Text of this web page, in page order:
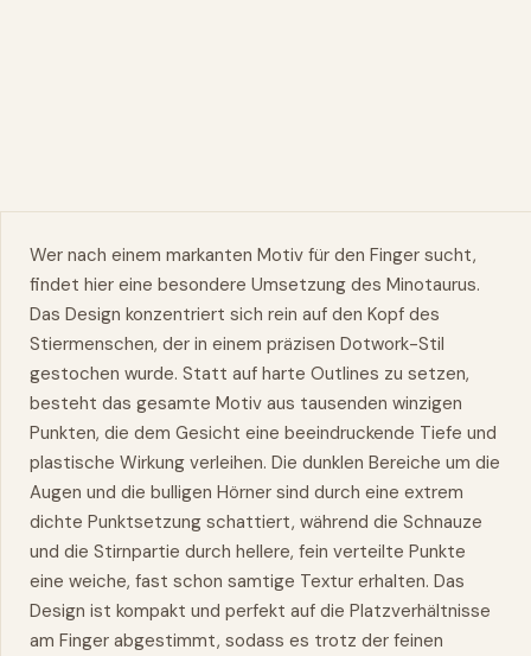
Wer nach einem markanten Motiv für den Finger sucht,
findet hier eine besondere Umsetzung des Minotaurus.
Das Design konzentriert sich rein auf den Kopf des
Stiermenschen, der in einem präzisen Dotwork-Stil
gestochen wurde. Statt auf harte Outlines zu setzen,
besteht das gesamte Motiv aus tausenden winzigen
Punkten, die dem Gesicht eine beeindruckende Tiefe und
plastische Wirkung verleihen. Die dunklen Bereiche um die
Augen und die bulligen Hörner sind durch eine extrem
dichte Punktsetzung schattiert, während die Schnauze
und die Stirnpartie durch hellere, fein verteilte Punkte
eine weiche, fast schon samtige Textur erhalten. Das
Design ist kompakt und perfekt auf die Platzverhältnisse
am Finger abgestimmt, sodass es trotz der feinen